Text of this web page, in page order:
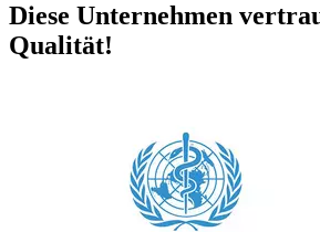
Diese Unternehmen
Qualität!